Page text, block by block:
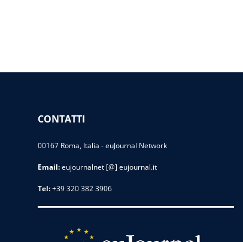
CONTATTI
00167 Roma, Italia - euJournal Network
Email:eujournalnet [@] eujournal.it
Tel:+39 320 382 3906